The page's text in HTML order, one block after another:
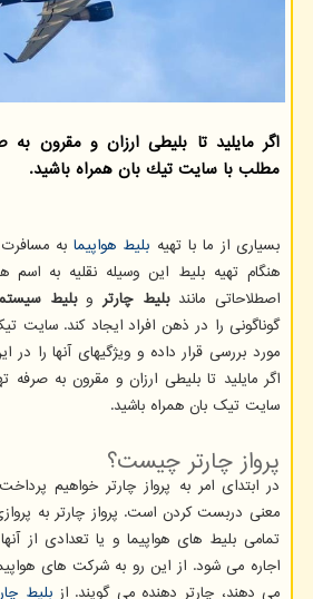
اگر مایلید تا بلیطی ارزان و مقرون به
مطلب با سایت تیك بان همراه باشید.
بسیاری از ما با تهیه بلیط هواپیمابه مسافرت
هنگام تهیه بلیط این وسیله نقلیه به اسم
اصطلاحاتی مانندبلیط چارتر وبلیط
گوناگونی را در ذهن افراد ایجاد کند. سایت
مورد بررسی قرار داده و ویژگیهای آنها را
اگر مایلید تا بلیطی ارزان و مقرون به صرفه
سایت تیک بان همراه باشید.
پرواز چارتر چیست؟
در ابتدای امر به پرواز چارتر خواهیم
معنی دربست کردن است. پرواز چارتر به
تمامی بلیط های هواپیما و یا تعدادی از
اجاره می شود. از این رو به شرکت های
می دهند، چارتر دهنده می گویند. ازبلیط